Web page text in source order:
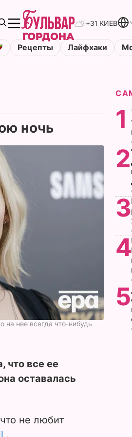
+31 КИЕВ
Рецепты Лайфхаки
ночь
на нее всегда что-нибудь
что все ее
оставалась
не любит
.
1
2
3
4
5